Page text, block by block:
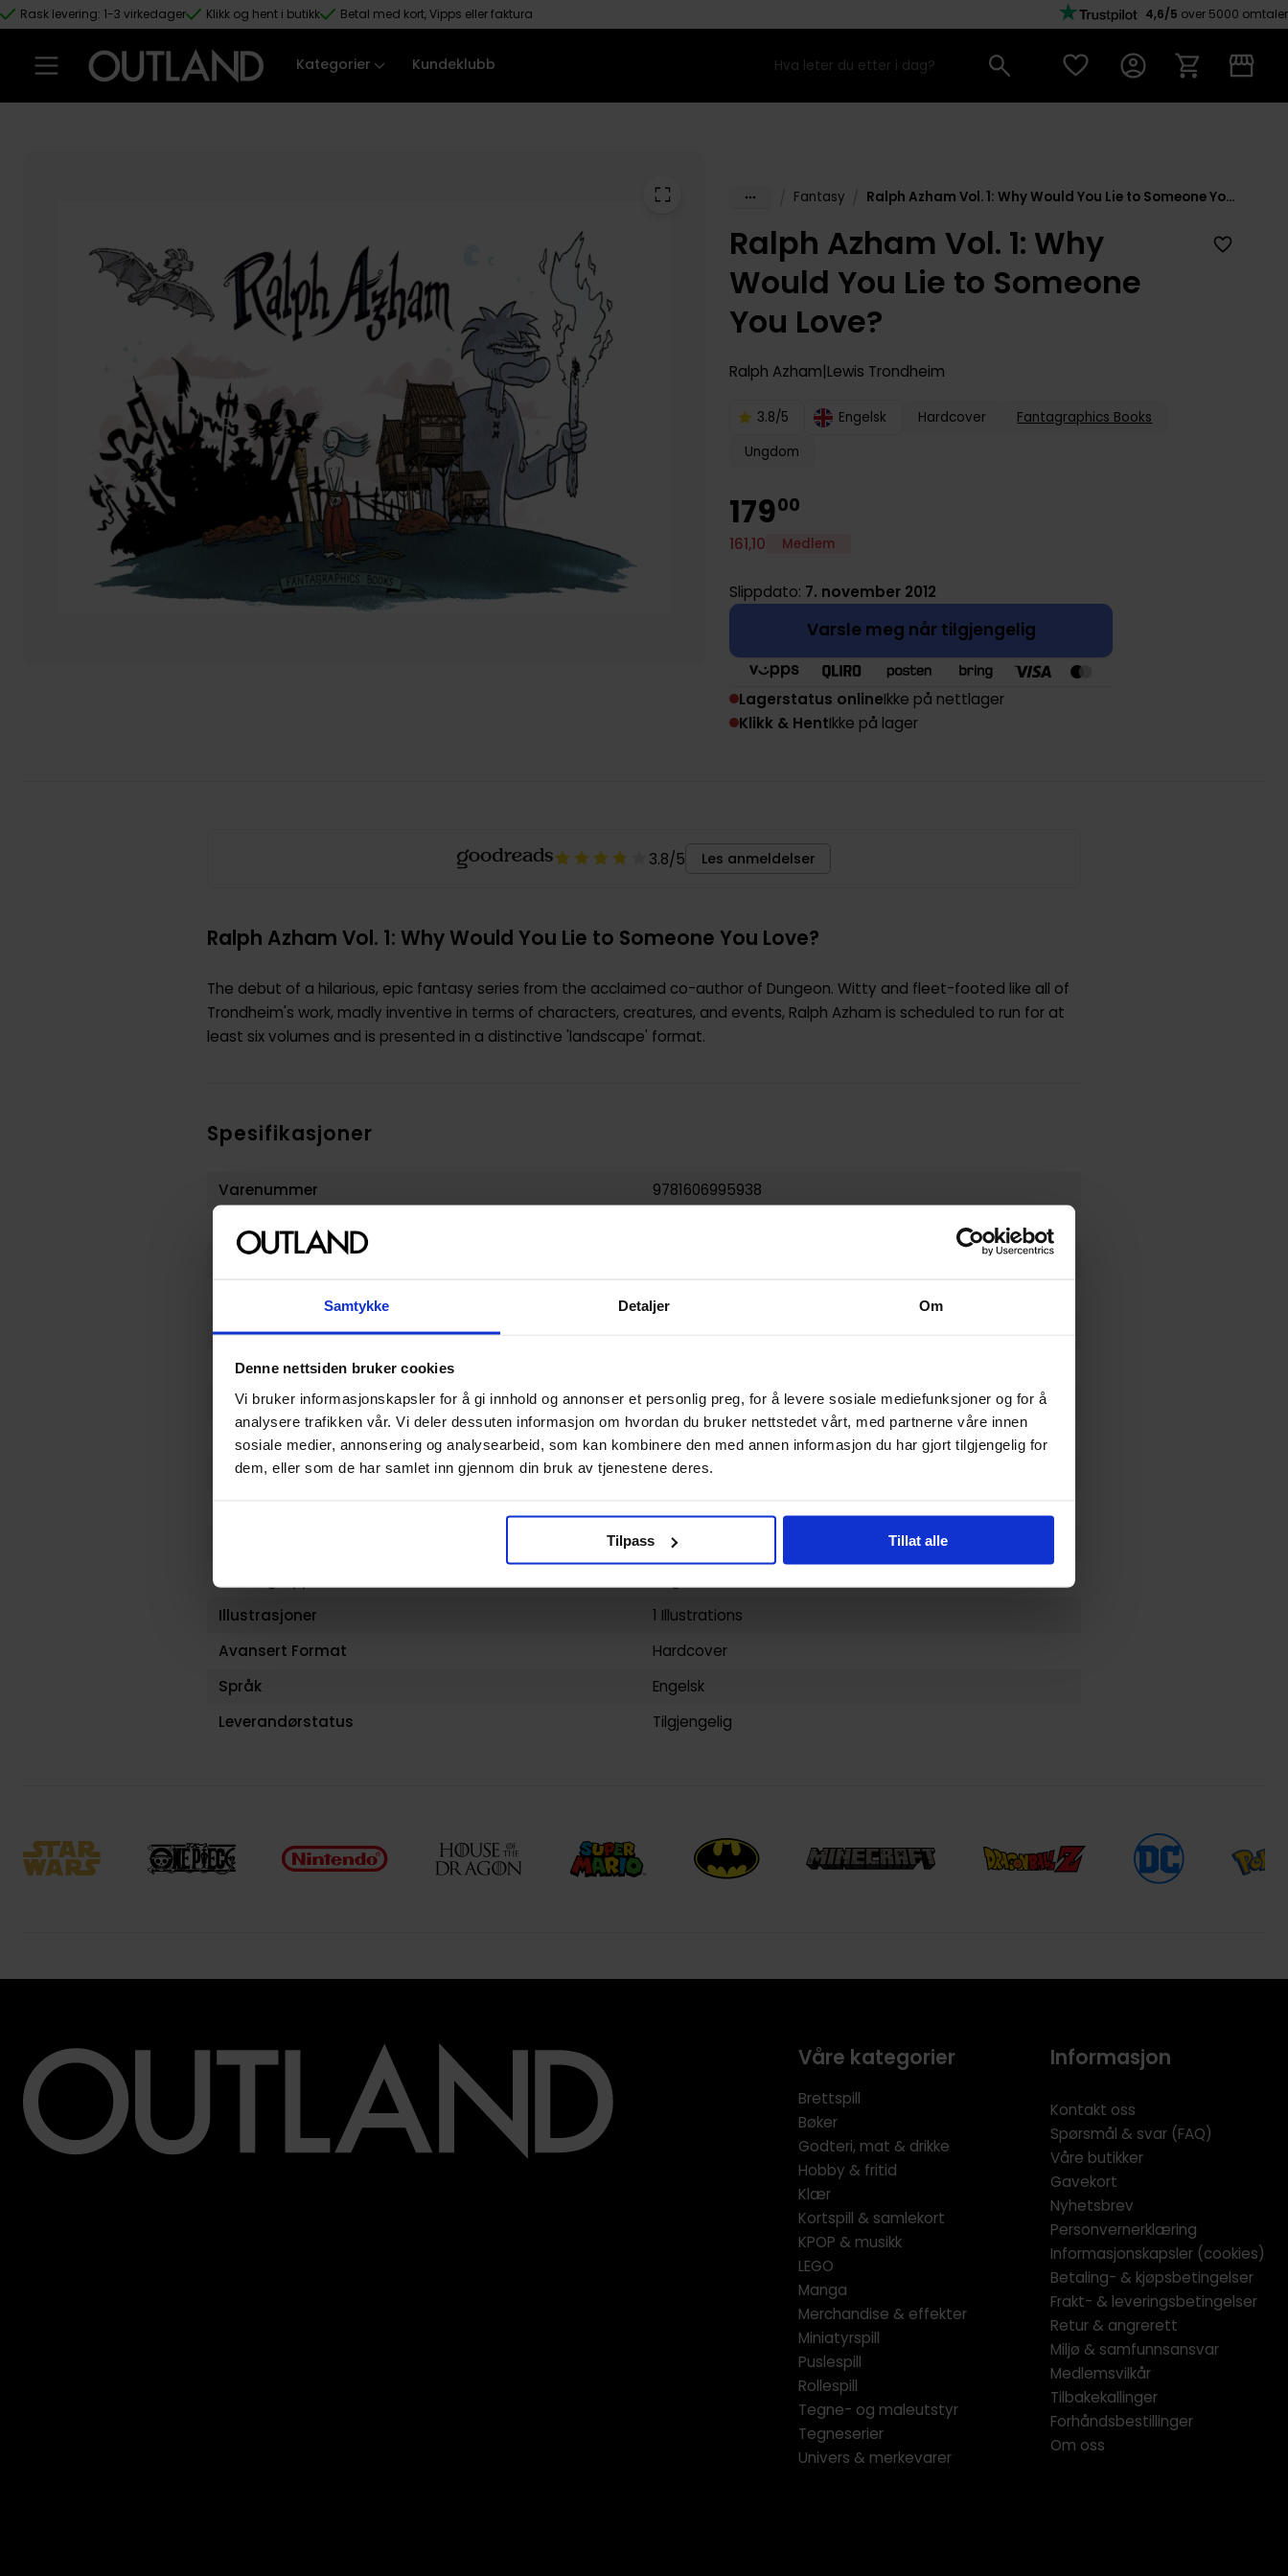
Samtykke Detaljer Om
Denne nettsiden bruker cookies
Vi bruker informasjonskapsler for å gi innhold og annonser et personlig preg, for å levere sosiale mediefunksjoner og for å
analysere trafikken vår. Vi deler dessuten informasjon om hvordan du bruker nettstedet vårt, med partnerne våre innen
sosiale medier, annonsering og analysearbeid, som kan kombinere den med annen informasjon du har gjort tilgjengelig for
dem, eller som de har samlet inn gjennom din bruk av tjenestene deres.
Tilpass Tillat alle
Hopp til hovedinnhold
Rask levering: 1-3 virkedager Klikk og hent i butikk Betal med kort, Vipps eller faktura 4,6/5 over 5000 omtaler
Kategorier Kundeklubb
Fantasy Ralph Azham Vol. 1: Why Would You Lie to Someone You Love?
Ralph Azham Vol. 1: Why
Would You Lie to Someone
You Love?
Ralph Azham Lewis Trondheim
3.8/5 Engelsk Hardcover
Fantagraphics Books
Ungdom
17900
161,10 Medlem
Slippdato: 7. november 2012
Varsle meg når tilgjengelig
Lagerstatus onlineIkke på nettlager
Klikk & HentIkke på lager
3.8/5 Les anmeldelser
Ralph Azham Vol. 1: Why Would You Lie to Someone You Love?
The debut of a hilarious, epic fantasy series from the acclaimed co-author of Dungeon. Witty and fleet-footed like all of
Trondheim's work, madly inventive in terms of characters, creatures, and events, Ralph Azham is scheduled to run for at
least six volumes and is presented in a distinctive 'landscape' format.
Spesifikasjoner
Varenummer
9781606995938
Opprinnelsesland :
Hardcover
Serie
Forfattere
Sjanger
Litterær ogFantasy
Antall Sider
96
Utgiver
Fantagraphics Books
1
Illustrasjoner
1 Illustrations
Avansert Format
Hardcover
Språk
Engelsk
Leverandørstatus
Tilgjengelig
Våre kategorier
Brettspill
Bøker
Godteri, mat & drikke
Hobby & fritid
Klær
Kortspill & samlekort
KPOP & musikk
LEGO
Manga
Merchandise & effekter
Miniatyrspill
Puslespill
Rollespill
Tegne- og maleutstyr
Tegneserier
Univers & merkevarer
Informasjon
Kontakt oss
Spørsmål & svar (FAQ)
Våre butikker
Gavekort
Nyhetsbrev
Personvernerklæring
Informasjonskapsler (cookies)
Betaling- & kjøpsbetingelser
Frakt- & leveringsbetingelser
Retur & angrerett
Miljø & samfunnsansvar
Medlemsvilkår
Tilbakekallinger
Forhåndsbestillinger
Om oss